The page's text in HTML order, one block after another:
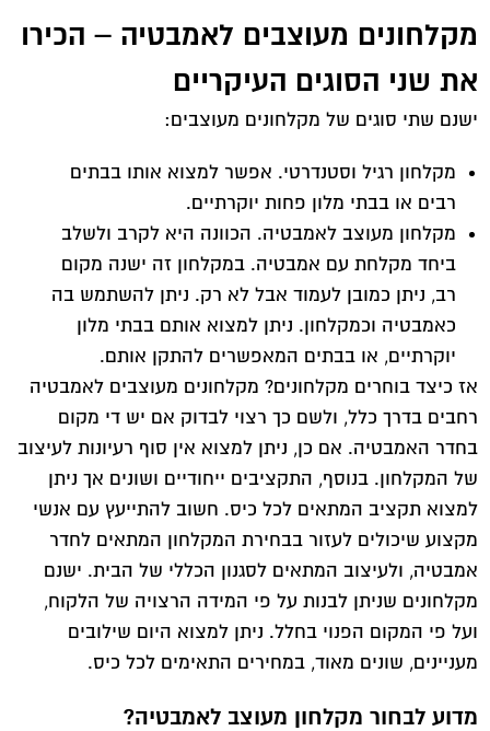
מקלחונים מעוצבים לאמבטיה – הכירו
את שני הסוגים העיקריים
ישנם שתי סוגים של מקלחונים מעוצבים:
מקלחון רגיל וסטנדרטי. אפשר למצוא אותו בבתים
רבים או בבתי מלון פחות יוקרתיים.
מקלחון מעוצב לאמבטיה. הכוונה היא לקרב ולשלב
ביחד מקלחת עם אמבטיה. במקלחון זה ישנה מקום
רב, ניתן כמובן לעמוד אבל לא רק. ניתן להשתמש בה
כאמבטיה וכמקלחון. ניתן למצוא אותם בבתי מלון
יוקרתיים, או בבתים המאפשרים להתקן אותם.
אז כיצד בוחרים מקלחונים? מקלחונים מעוצבים לאמבטיה
רחבים בדרך כלל, ולשם כך רצוי לבדוק אם יש די מקום
בחדר האמבטיה. אם כן, ניתן למצוא אין סוף רעיונות לעיצוב
של המקלחון. בנוסף, התקציבים ייחודיים ושונים אך ניתן
למצוא תקציב המתאים לכל כיס. חשוב להתייעץ עם אנשי
מקצוע שיכולים לעזור בבחירת המקלחון המתאים לחדר
אמבטיה, ולעיצוב המתאים לסגנון הכללי של הבית. ישנם
מקלחונים שניתן לבנות על פי המידה הרצויה של הלקוח,
ועל פי המקום הפנוי בחלל. ניתן למצוא היום שילובים
מעניינים, שונים מאוד, במחירים התאימים לכל כיס.
מדוע לבחור מקלחון מעוצב לאמבטיה?